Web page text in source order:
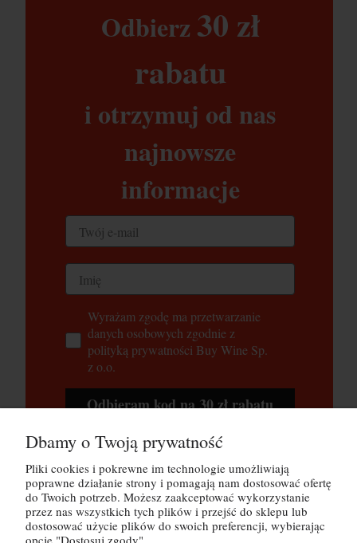
Odbierz 30 zł​
rabatu​
i otrzymuj od nas
najnowsze
informacje
Wyrażam zgodę ma przetwarzanie
danych osobowych zgodnie z
polityką prywatności Buy Wine Sp.
z o.o.
Odbieram kod na 30 zł rabatu
Tutaj możesz zapoznać się z
prywatności
POMOC
Dbamy o Twoją prywatność
Pliki cookies i pokrewne im technologie umożliwiają
poprawne działanie strony i pomagają nam dostosować ofertę
do Twoich potrzeb. Możesz zaakceptować wykorzystanie
przez nas wszystkich tych plików i przejść do sklepu lub
dostosować użycie plików do swoich preferencji, wybierając
opcję "Dostosuj zgody".